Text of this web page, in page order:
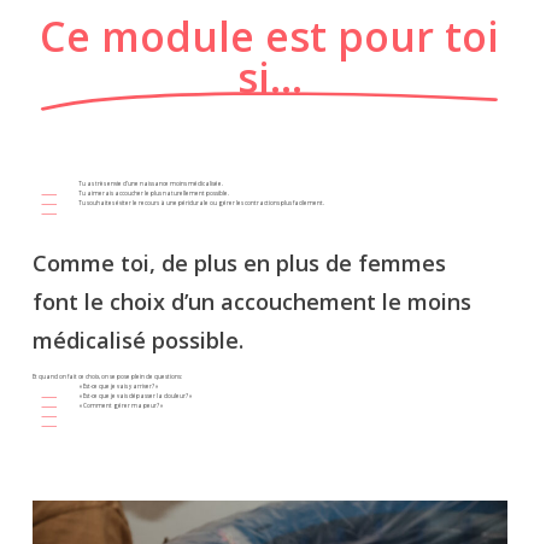
Ce module est pour toi
si…
Tu as très envie d’une naissance moins médicalisée.
Tu aimerais accoucher le plus naturellement possible.
Tu souhaites éviter le recours à une péridurale ou gérer les contractions plus facilement.
Comme toi, de plus en plus de femmes
font le choix d’un accouchement le moins
médicalisé possible.
Et quand on fait ce choix, on se pose plein de questions:
« Est-ce que je vais y arriver? »
« Est-ce que je vais dépasser la douleur? »
« Comment gérer ma peur? »